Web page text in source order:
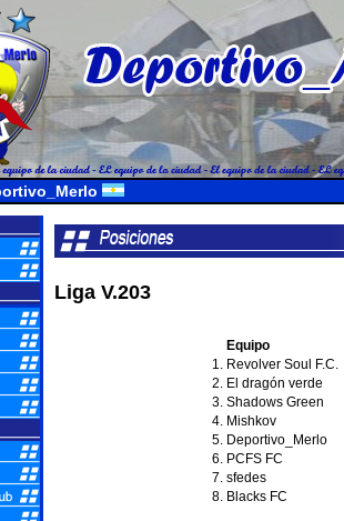
Liga V.203
Equipo
1. Revolver Soul F.C.
2. El dragón verde
3. Shadows Green
4. Mishkov
5. Deportivo_Merlo
6. PCFS FC
7. sfedes
8. Blacks FC